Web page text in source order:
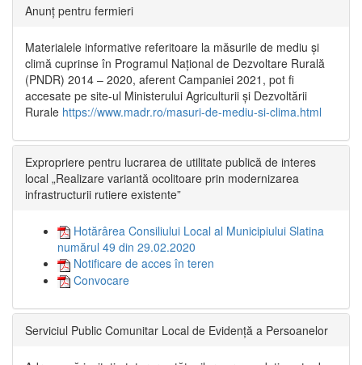
Anunț pentru fermieri
Materialele informative referitoare la măsurile de mediu și
climă cuprinse în Programul Național de Dezvoltare Rurală
(PNDR) 2014 – 2020, aferent Campaniei 2021, pot fi
accesate pe site-ul Ministerului Agriculturii și Dezvoltării
Rurale https://www.madr.ro/masuri-de-mediu-si-clima.html
Expropriere pentru lucrarea de utilitate publică de interes
local „Realizare variantă ocolitoare prin modernizarea
infrastructurii rutiere existente”
Hotărârea Consiliului Local al Municipiului Slatina
numărul 49 din 29.02.2020
Notificare de acces în teren
Convocare
Serviciul Public Comunitar Local de Evidență a Persoanelor